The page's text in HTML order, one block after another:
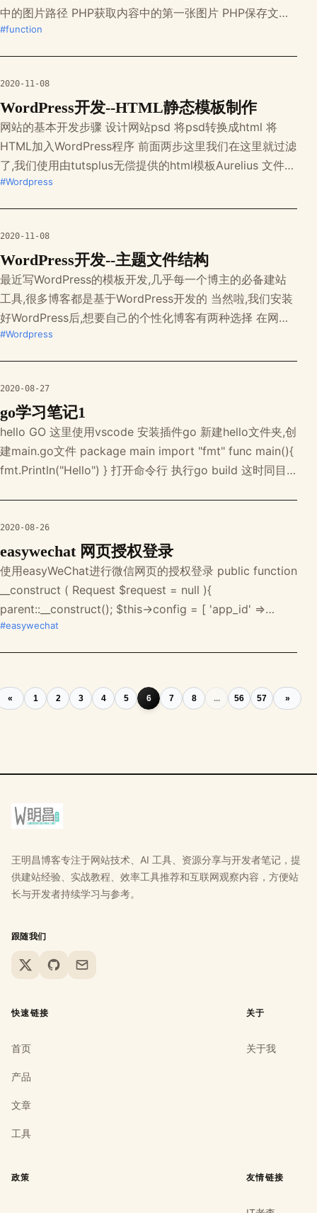
中的图片路径 PHP获取内容中的第一张图片 PHP保存文件
到服务器 PHP 加密解密函数 PHP 对字符串执行指定次数替
#function
2020-11-08
WordPress开发--HTML静态模板制作
网站的基本开发步骤 设计网站psd 将psd转换成html 将
HTML加入WordPress程序 前面两步这里我们在这里就过滤
了,我们使用由tutsplus无偿提供的html模板Aurelius 文件如
下: 下面讲解下上面是什么文件 首页：index.html 首页一般
#Wordpress
2020-11-08
WordPress开发--主题文件结构
最近写WordPress的模板开发,几乎每一个博主的必备建站
工具,很多博客都是基于WordPress开发的 当然啦,我们安装
好WordPress后,想要自己的个性化博客有两种选择 在网上
找模板 私人定制 网上模板千篇一律彰显不出自己的个性,找
#Wordpress
2020-08-27
go学习笔记1
hello GO 这里使用vscode 安装插件go 新建hello文件夹,创
建main.go文件 package main import "fmt" func main(){
fmt.Println("Hello") } 打开命令行 执行go build 这时同目
2020-08-26
easywechat 网页授权登录
使用easyWeChat进行微信网页的授权登录 public function
__construct ( Request $request = null ){
parent::__construct(); $this->config = [ 'app_id' =>
'wx11ca*****98df5', 'secret' => 'f860284******
#easywechat
« 1 2 3 4 5 6 7 8 ... 56 57 »
王明昌博客专注于网站技术、AI 工具、资源分享与开发者笔记，提
供建站经验、实战教程、效率工具推荐和互联网观察内容，方便站
长与开发者持续学习与参考。
跟随我们
X GitHubEmail
快速链接
首页
产品
文章
工具
关于
关于我
政策 友情链接